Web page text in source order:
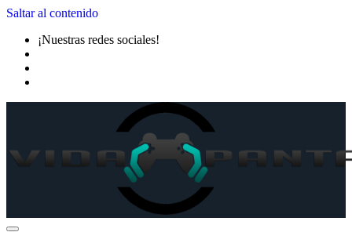
Saltar al contenido
¡Nuestras redes sociales!